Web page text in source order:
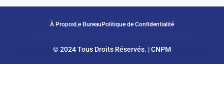
À ProposLe Bureau Politique de Confidentialité
© 2024 Tous Droits Réservés. | CNPM